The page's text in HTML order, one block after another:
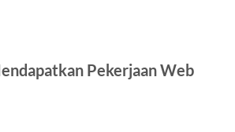
Pekerjaan Web